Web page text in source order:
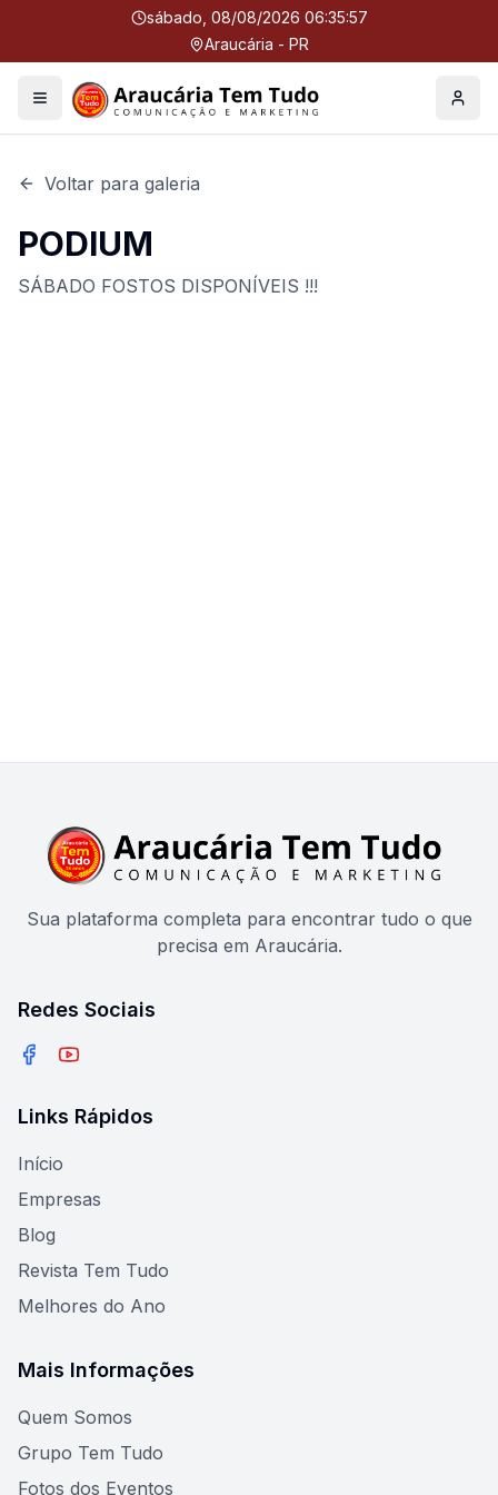
sábado, 08/08/2026 06:35:57
Araucária - PR
Menu Perfil
Voltar para galeria
PODIUM
SÁBADO FOSTOS DISPONÍVEIS !!!
Sua plataforma completa para encontrar tudo o que
precisa em Araucária.
Redes Sociais
Links Rápidos
Início
Empresas
Blog
Revista Tem Tudo
Melhores do Ano
Mais Informações
Quem Somos
Grupo Tem Tudo
Fotos dos Eventos